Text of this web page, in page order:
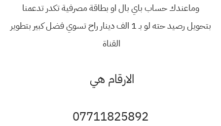
وماعندك حساب باي بال او بطاقة مصرفية تكدر تدعمنا
بتحويل رصيد حته لو بـ 1 الف دينار راح تسوي فضل كبير بتطوير
القناة
الارقام هي
07711825892